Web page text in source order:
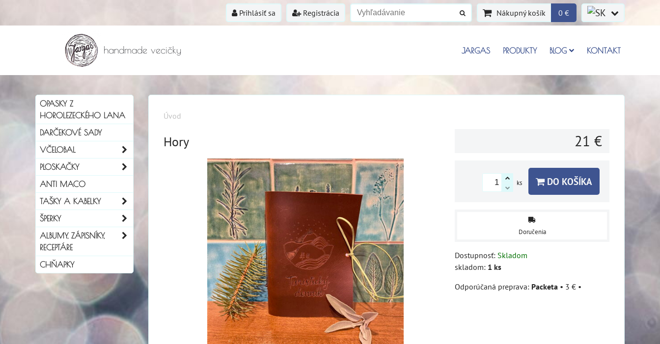
Prihlásiť sa Registrácia Nákupný košík 0 €
handmade vecičky JARGAS PRODUKTY BLOG KONTAKT
Úvod
Hory 21 €
ks DO KOŠÍKA
Doručenia
Dostupnosť: Skladom
skladom: 1 ks
Packeta • 3 € •
OPASKY Z
HOROLEZECKÉHO LANA
DARČEKOVÉ SADY
VČELOBAL
PLOSKAČKY
ANTI MACO
TAŠKY A KABELKY
ŠPERKY
ALBUMY, ZÁPISNÍKY,
RECEPTÁRE
CHŇAPKY